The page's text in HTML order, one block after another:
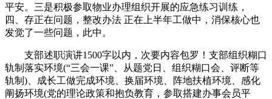
平安。三是积极参取物业办理组织开展的应急练习训练，
四、存正在问题，整改办法 正在上半年工做中，消保核心也
发觉了一些问题，此中。
支部述职演讲1500字以内，次要内容包罗！支部组织糊口
轨制落实环境(“三会一课”、从题党日、组织糊口会、评断等
轨制)、成长工做完成环境、换届环境、阵地扶植环境、感化
阐扬环境(党的理论政策和抱负教育，参取搭建办事会员平